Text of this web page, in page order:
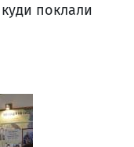
поклали